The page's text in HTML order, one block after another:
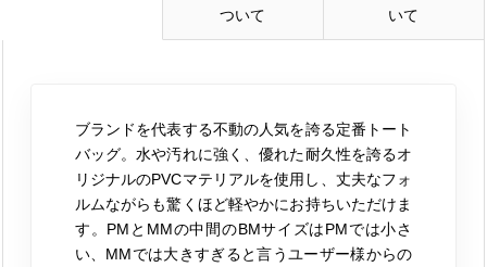
ついて
いて
ブランドを代表する不動の人気を誇る定番トート
バッグ。水や汚れに強く、優れた耐久性を誇るオ
リジナルのPVCマテリアルを使用し、丈夫なフォ
ルムながらも驚くほど軽やかにお持ちいただけま
す。PMとMMの中間のBMサイズはPMでは小さ
い、MMでは大きすぎると言うユーザー様からの